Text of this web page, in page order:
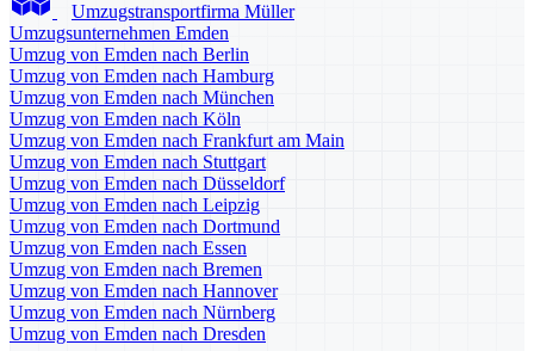
Umzugstransportfirma Müller
Umzugsunternehmen Emden
Umzug von Emden nach Berlin
Umzug von Emden nach Hamburg
Umzug von Emden nach München
Umzug von Emden nach Köln
Umzug von Emden nach Frankfurt am Main
Umzug von Emden nach Stuttgart
Umzug von Emden nach Düsseldorf
Umzug von Emden nach Leipzig
Umzug von Emden nach Dortmund
Umzug von Emden nach Essen
Umzug von Emden nach Bremen
Umzug von Emden nach Hannover
Umzug von Emden nach Nürnberg
Umzug von Emden nach Dresden